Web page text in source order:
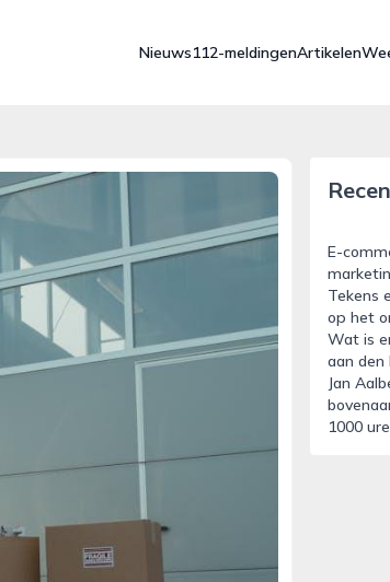
Nieuws112-meldingenArtikelen
E-
Tekens
op het
Wat is
aan den
Jan
1000